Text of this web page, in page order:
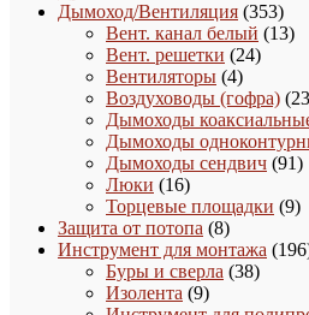
Дымоход/Вентиляция 353353
Вент. канал белый 1313
Вент. решетки 2424
Вентиляторы 44
товара
Воздуховоды (гофра) 23
Дымоходы
Дымоходы
Дымоходы сендвич 9191
Люки 1616
товаров
Торцевые площадки 99
Защита от потопа 88
товаров
Инструмент для монтажа 196
Буры и сверла 3838
Изолента 99